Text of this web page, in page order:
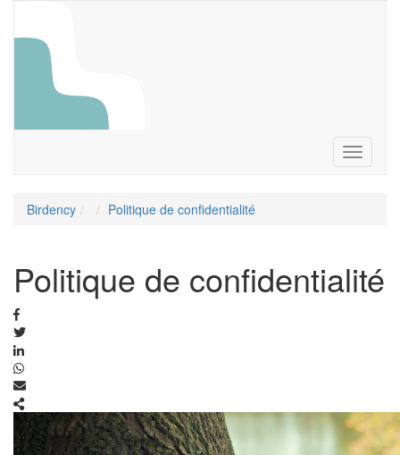
Toggle
Birdency Politique de confidentialité
Politique de confidentialité